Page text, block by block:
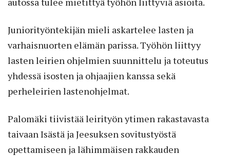
Juniorityöntekijän mieli askartelee lasten ja
varhaisnuorten elämän parissa. Työhön liittyy
lasten leirien ohjelmien suunnittelu ja toteutus
yhdessä isosten ja ohjaajien kanssa sekä
perheleirien lastenohjelmat.
Palomäki tiivistää leirityön ytimen rakastavasta
taivaan Isästä ja Jeesuksen sovitustyöstä
opettamiseen ja lähimmäisen rakkauden